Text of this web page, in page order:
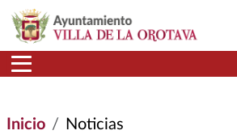
Pasar al contenido principal
Inicio Noticias